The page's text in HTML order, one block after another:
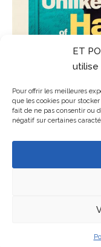
ET
utilise
Pour offrir les meilleures
que les cookies pour
fait de ne pas consentir ou
négatif sur certaines